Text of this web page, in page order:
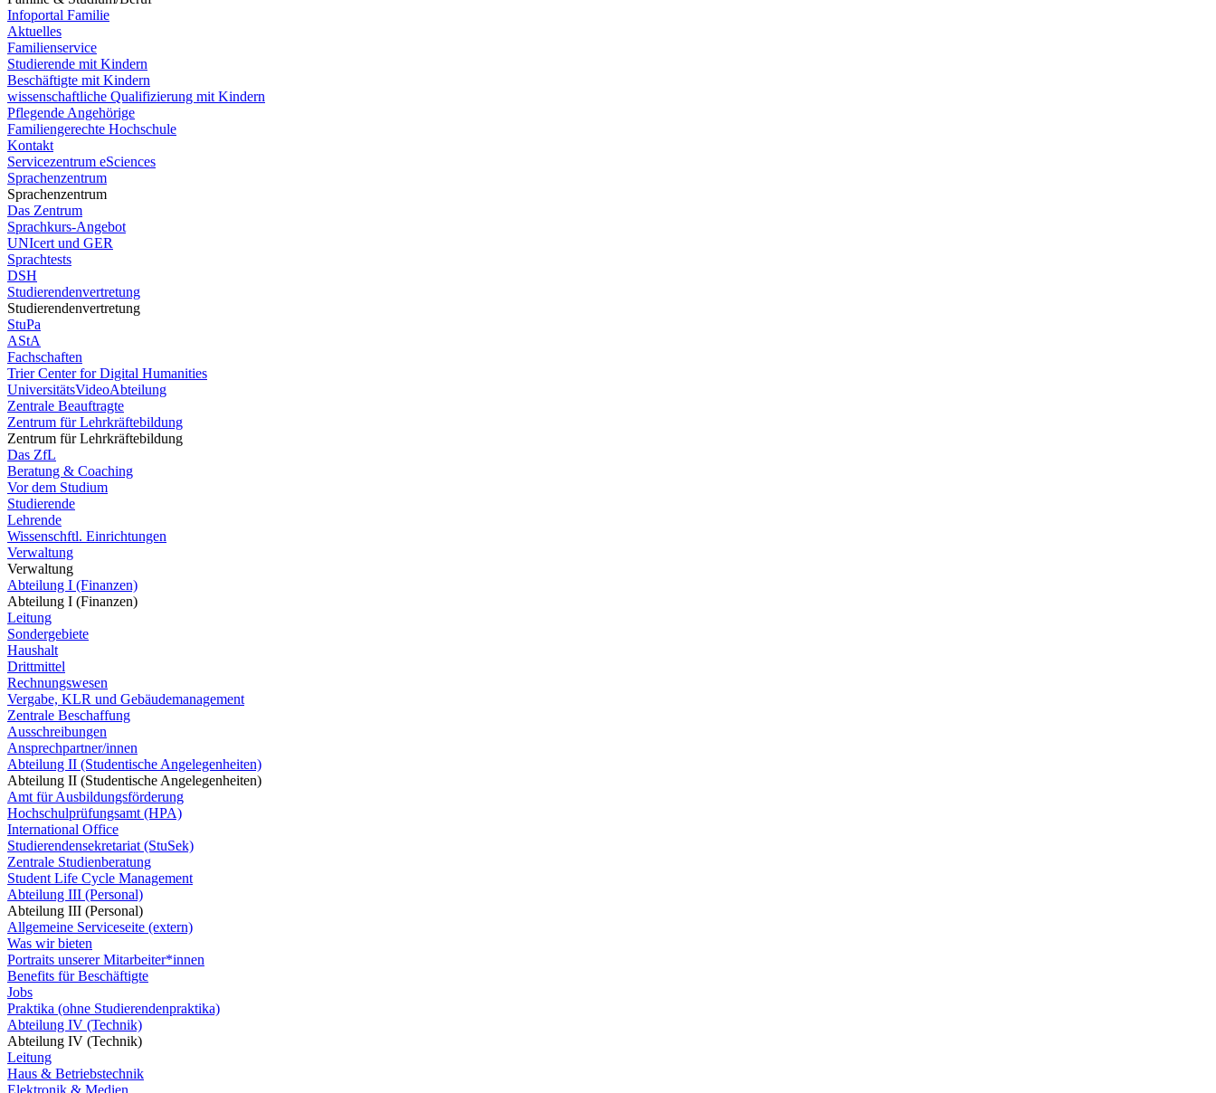
Infoportal Familie
Aktuelles
Familienservice
Studierende mit Kindern
Beschäftigte mit Kindern
wissenschaftliche Qualifizierung mit Kindern
Pflegende Angehörige
Familiengerechte Hochschule
Kontakt
Servicezentrum eSciences
Sprachenzentrum
Sprachenzentrum
Das Zentrum
Sprachkurs-Angebot
UNIcert und GER
Sprachtests
DSH
Studierendenvertretung
Studierendenvertretung
StuPa
AStA
Fachschaften
Trier Center for Digital Humanities
UniversitätsVideoAbteilung
Zentrale Beauftragte
Zentrum für Lehrkräftebildung
Zentrum für Lehrkräftebildung
Das ZfL
Beratung & Coaching
Vor dem Studium
Studierende
Lehrende
Wissenschftl. Einrichtungen
Verwaltung
Verwaltung
Abteilung I (Finanzen)
Abteilung I (Finanzen)
Leitung
Sondergebiete
Haushalt
Drittmittel
Rechnungswesen
Vergabe, KLR und Gebäudemanagement
Zentrale Beschaffung
Ausschreibungen
Ansprechpartner/innen
Abteilung II (Studentische Angelegenheiten)
Abteilung II (Studentische Angelegenheiten)
Amt für Ausbildungsförderung
Hochschulprüfungsamt (HPA)
International Office
Studierendensekretariat (StuSek)
Zentrale Studienberatung
Student Life Cycle Management
Abteilung III (Personal)
Abteilung III (Personal)
Allgemeine Serviceseite (extern)
Was wir bieten
Portraits unserer Mitarbeiter*innen
Benefits für Beschäftigte
Jobs
Praktika (ohne Studierendenpraktika)
Abteilung IV (Technik)
Abteilung IV (Technik)
Leitung
Haus & Betriebstechnik
Elektronik & Medien